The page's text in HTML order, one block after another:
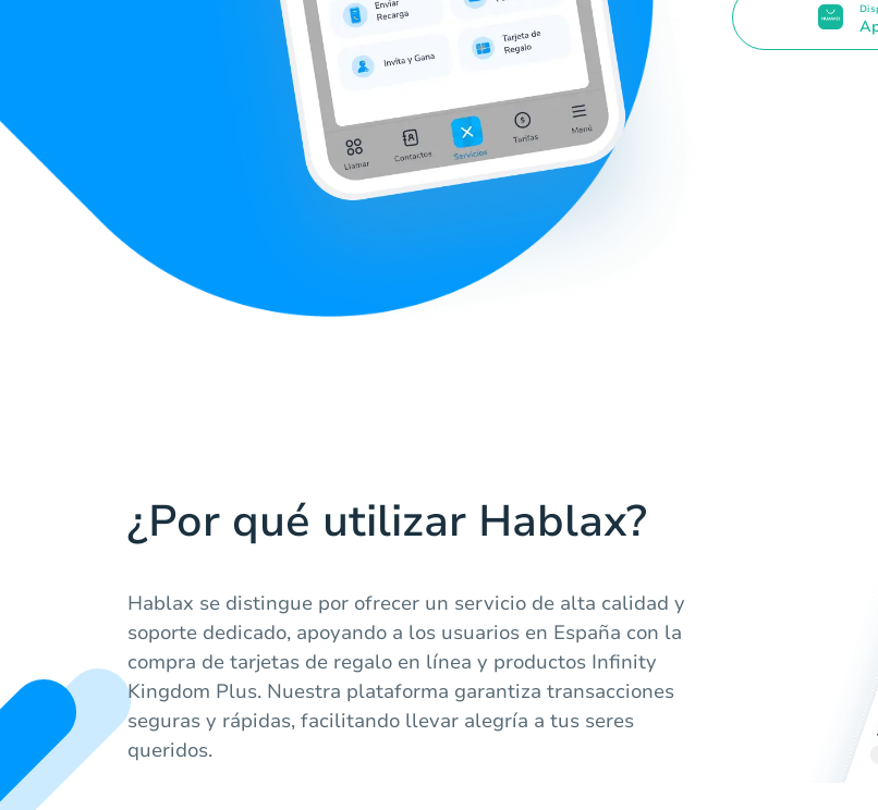
¿Por qué utilizar Hablax?
Hablax se distingue por ofrecer un servicio de alta calidad y
soporte dedicado, apoyando a los usuarios en España con la
compra de tarjetas de regalo en línea y productos Infinity
Kingdom Plus. Nuestra plataforma garantiza transacciones
seguras y rápidas, facilitando llevar alegría a tus seres
queridos.